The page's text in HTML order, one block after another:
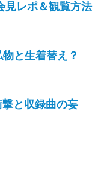
見レポ＆観覧方法
と生着替え？
と収録曲の妄